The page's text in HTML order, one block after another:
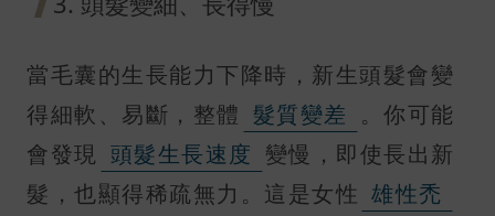
當毛囊的生長能力下降時，新生頭髮會變
得細軟、易斷，整體 髮質變差 。你可能
會發現 頭髮生長速度 變慢，即使長出新
髮，也顯得稀疏無力。這是女性 雄性禿